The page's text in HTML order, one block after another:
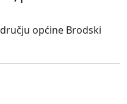
općine Brodski